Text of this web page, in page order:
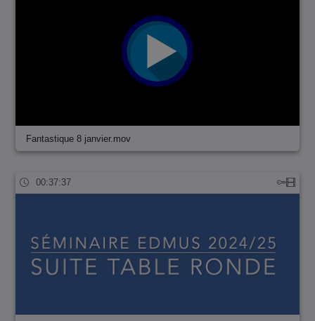
Fantastique 8 janvier.mov
00:37:37